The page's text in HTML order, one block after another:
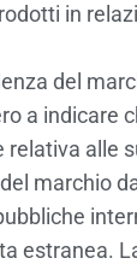
in
del
a indicare
alle
marchio
estranea.